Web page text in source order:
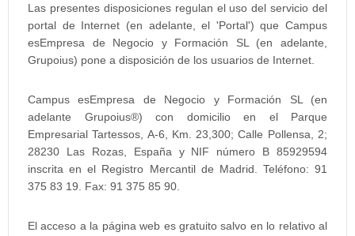
Las presentes disposiciones regulan el uso del servicio del
portal de Internet (en adelante, el 'Portal') que Campus
esEmpresa de Negocio y Formación SL (en adelante,
Grupoius) pone a disposición de los usuarios de Internet.
Campus esEmpresa de Negocio y Formación SL (en
adelante Grupoius®) con domicilio en el Parque
Empresarial Tartessos, A-6, Km. 23,300; Calle Pollensa, 2;
28230 Las Rozas, España y NIF número B 85929594
inscrita en el Registro Mercantil de Madrid. Teléfono: 91
375 83 19. Fax: 91 375 85 90.
El acceso a la página web es gratuito salvo en lo relativo al